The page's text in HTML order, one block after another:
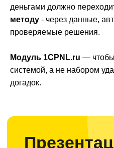
деньгами должно
методу - через данные,
проверяемые решения.
Модуль 1CPNL.ru —
системой, а не набором
догадок.
Блог
О компании
Партнерам